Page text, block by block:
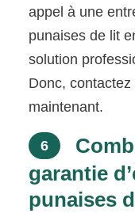
appel à une
punaises de lit
solution
Donc,
maintenant.
6
garantie
punaises